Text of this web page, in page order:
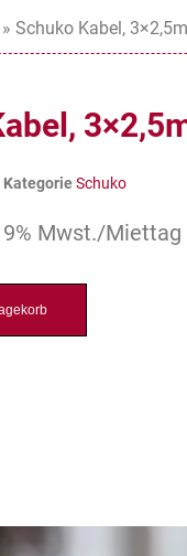
» Schuko Kabel,
KategorieSchuko
Mwst./Miettag